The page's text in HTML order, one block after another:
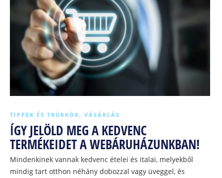
TIPPEK ÉS TRÜKKÖK, VÁSÁRLÁS
ÍGY JELÖLD MEG A KEDVENC
TERMÉKEIDET A WEBÁRUHÁZUNKBAN!
Mindenkinek vannak kedvenc ételei és italai, melyekből
mindig tart otthon néhány dobozzal vagy üveggel, és